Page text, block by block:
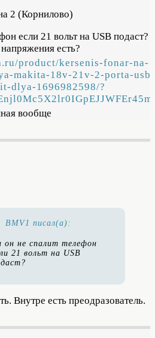
2 (Корнилово)
если 21 вольт на USB подаст?
есть?
product/kersenis-fonar-na-
makita-18v-21v-2-porta-
dlya-1696982598/?
вообще
BMV1 писал(а):
он не спалит телефон
21 вольт на USB
Внутре есть преодразователь.